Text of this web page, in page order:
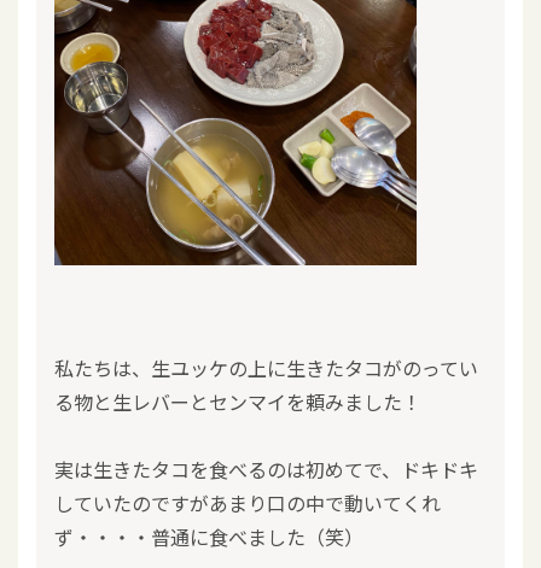
私たちは、生ユッケの上に生きたタコがのってい
る物と生レバーとセンマイを頼みました！
実は生きたタコを食べるのは初めてで、ドキドキ
していたのですがあまり口の中で動いてくれ
ず・・・・普通に食べました（笑）